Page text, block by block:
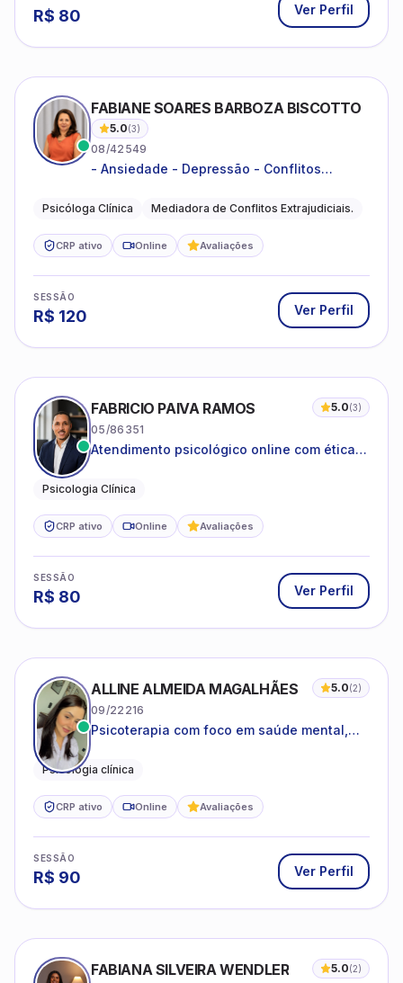
R$ 80 Ver Perfil
FABIANE SOARES BARBOZA BISCOTTO
5.0(3)
08/42549
- Ansiedade - Depressão - Conflitos
relacionamentos - Autoestima -
Psicóloga Clínica Mediadora de Conflitos Extrajudiciais.
CRP ativo Online Avaliações
SESSÃO
R$ 120 Ver Perfil
FABRICIO PAIVA RAMOS 5.0(3)
05/86351
Atendimento psicológico online com ética,
Psicologia Clínica
CRP ativo Online Avaliações
SESSÃO
R$ 80 Ver Perfil
ALLINE ALMEIDA MAGALHÃES 5.0(2)
09/22216
Psicoterapia com foco em saúde mental,
adolescentes e adultos.
Psicologia clínica
CRP ativo Online Avaliações
SESSÃO
R$ 90 Ver Perfil
FABIANA SILVEIRA WENDLER 5.0(2)